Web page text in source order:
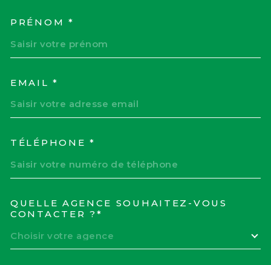
PRÉNOM *
EMAIL *
TÉLÉPHONE *
QUELLE AGENCE SOUHAITEZ-VOUS
CONTACTER ?*
Choisir votre agence